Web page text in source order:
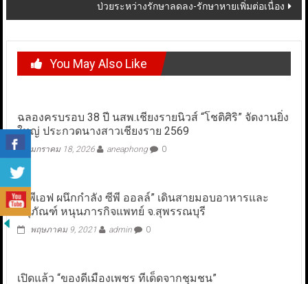
ป่วยระหว่างรักษาลดลง-รักษาหายเพิ่มต่อเนื่อง
You May Also Like
ฉลองครบรอบ 38 ปี นสพ.เชียงรายนิวส์ “โชติศิริ” จัดงานยิ่ง
ใหญ่ ประกวดนางสาวเชียงราย 2569
มกราคม 18, 2026 aneaphong 0
“ซีพีเอฟ ผนึกกำลัง ซีพี ออลล์” เดินสายมอบอาหารและ
ครุภัณฑ์ หนุนภารกิจแพทย์ จ.สุพรรณบุรี
พฤษภาคม 9, 2021 admin 0
เปิดแล้ว “ของดีเมืองเพชร ทีเด็ดจากชุมชน”